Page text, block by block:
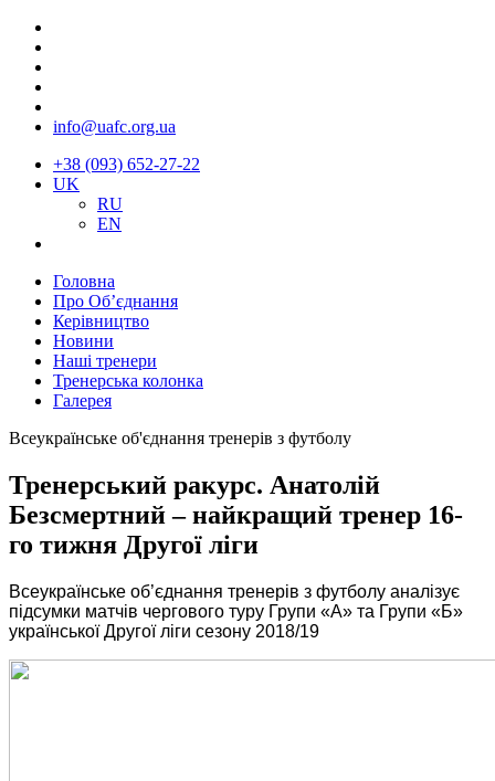
info@uafc.org.ua
+38 (093) 652-27-22
UK
RU
EN
Головна
Про Об’єднання
Керівництво
Новини
Наші тренери
Тренерська колонка
Галерея
Всеукраїнське об'єднання тренерів з футболу
Тренерський ракурс. Анатолій
Безсмертний – найкращий тренер 16-
го тижня Другої ліги
Всеукраїнське об’єднання тренерів з футболу аналізує
підсумки матчів чергового туру Групи «А» та Групи «Б»
української Другої ліги сезону 2018/19